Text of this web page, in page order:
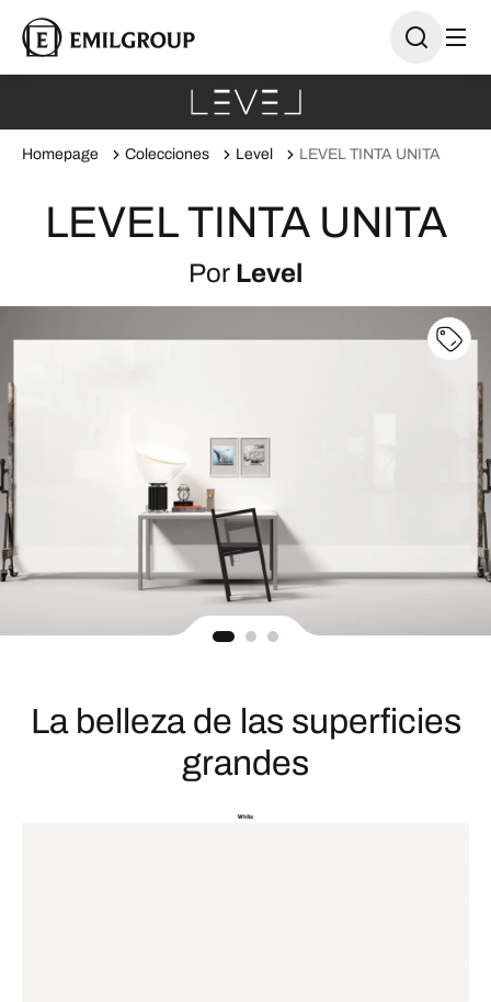
Homepage Colecciones Level LEVEL TINTA UNITA
LEVEL TINTA UNITA
Por Level
La belleza de las superficies
grandes